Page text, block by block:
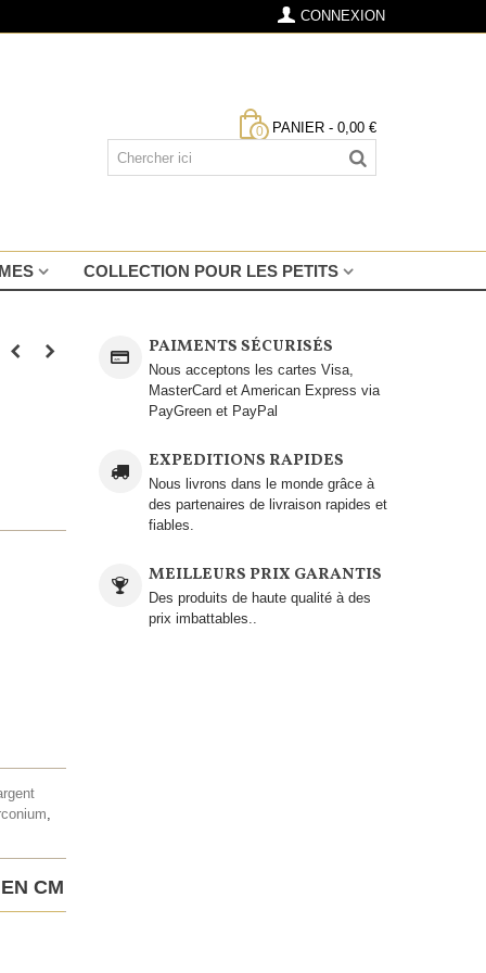
CONNEXION
0 PANIER - 0,00 €
COLLECTION POUR LES PETITS
,
CM
PAIMENTS SÉCURISÉS
Nous acceptons les cartes Visa,
MasterCard et American Express via
PayGreen et PayPal
EXPEDITIONS RAPIDES
Nous livrons dans le monde grâce à
des partenaires de livraison rapides et
fiables.
MEILLEURS PRIX GARANTIS
Des produits de haute qualité à des
prix imbattables..